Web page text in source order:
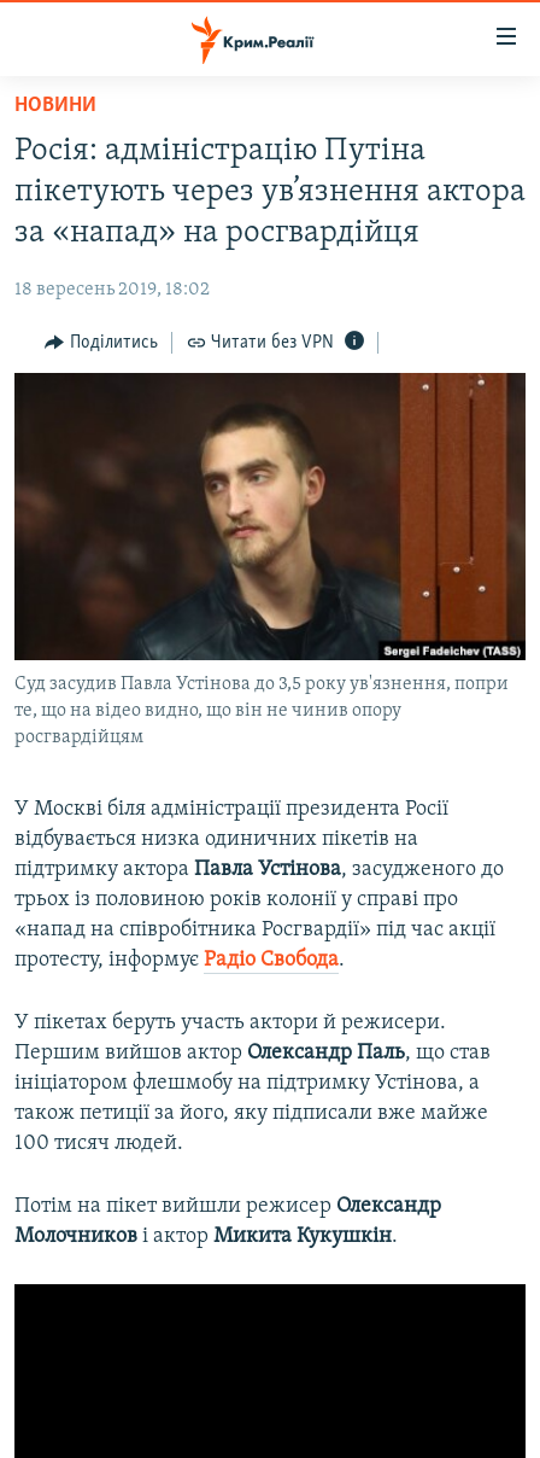
Перейти
основного
матеріалу
до
основної
навігації
Перейти
до
ВОДА.КРИМ
ВІДЕО ТА ФОТО
БЛОГИ
ПОГЛЯД
ВІДЕОУРОКИ «ELIFBE»
УКРАЇНСЬКА ПРОБЛЕМА КРИМУ
ІНФОГРАФІКА
ЯК ОБІЙТИ БЛОКУВАННЯ
ДОЛУЧАЙСЯ!
Усі сайти RFE/RL
НОВИНИ
Росія: адміністрацію Путіна
пікетують через ув’язнення актора
за «напад» на росгвардійця
18 вересень 2019, 18:02
Поділитись Читати без VPN
Суд засудив Павла Устінова до 3,5 року ув'язнення, попри
те, що на відео видно, що він не чинив опору
росгвардійцям
У Москві біля адміністрації президента Росії
відбувається низка одиничних пікетів на
підтримку актора Павла Устінова, засудженого до
трьох із половиною років колонії у справі про
«напад на співробітника Росгвардії» під час акції
протесту, інформує Радіо Свобода.
У пікетах беруть участь актори й режисери.
Першим вийшов актор Олександр Паль, що став
ініціатором флешмобу на підтримку Устінова, а
також петиції за його, яку підписали вже майже
100 тисяч людей.
Потім на пікет вийшли режисер Олександр
Молочников і актор Микита Кукушкін.